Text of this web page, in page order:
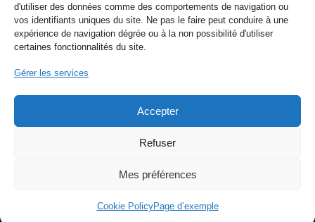
d'utiliser des données comme des comportements de navigation ou
vos identifiants uniques du site. Ne pas le faire peut conduire à une
expérience de navigation dégrée ou à la non possibilité d'utiliser
certaines fonctionnalités du site.
Gérer les services
Accepter
Refuser
Mes préférences
Cookie PolicyPage d’exemple
1 2 3
Nos réseaux sociaux
Neve| Propulsé parWordPress